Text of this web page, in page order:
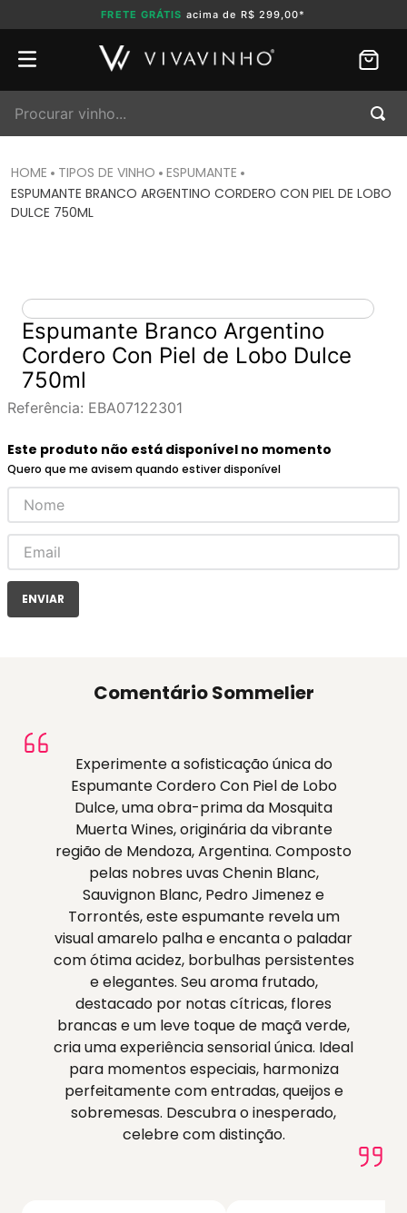
FRETE GRÁTIS acima de R$ 299,00*
TIPOS DE VINHO
ESPUMANTE
ESPUMANTE BRANCO ARGENTINO CORDERO CON PIEL DE LOBO
DULCE 750ML
Espumante Branco Argentino
Cordero Con Piel de Lobo Dulce
750ml
Referência: EBA07122301
Este produto não está disponível no momento
Quero que me avisem quando estiver disponível
ENVIAR
Comentário Sommelier
Experimente a sofisticação única do
Espumante Cordero Con Piel de Lobo
Dulce, uma obra-prima da Mosquita
Muerta Wines, originária da vibrante
região de Mendoza, Argentina. Composto
pelas nobres uvas Chenin Blanc,
Sauvignon Blanc, Pedro Jimenez e
Torrontés, este espumante revela um
visual amarelo palha e encanta o paladar
com ótima acidez, borbulhas persistentes
e elegantes. Seu aroma frutado,
destacado por notas cítricas, flores
brancas e um leve toque de maçã verde,
cria uma experiência sensorial única. Ideal
para momentos especiais, harmoniza
perfeitamente com entradas, queijos e
sobremesas. Descubra o inesperado,
celebre com distinção.